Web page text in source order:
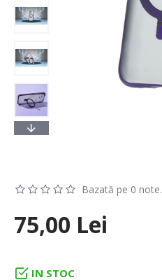
IN STOC
Bazată pe 0 note.
75,00 Lei